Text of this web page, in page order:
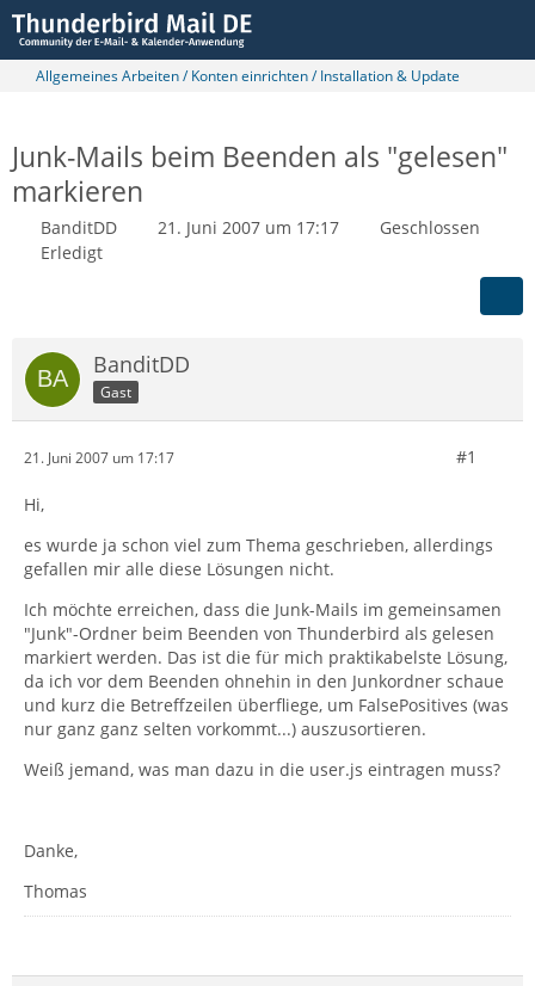
Allgemeines Arbeiten / Konten einrichten / Installation & Update
Junk-Mails beim Beenden als "gelesen"
markieren
BanditDD 21. Juni 2007 um 17:17
Geschlossen
Erledigt
BanditDD
Gast
21. Juni 2007 um 17:17 #1
Hi,
es wurde ja schon viel zum Thema geschrieben, allerdings
gefallen mir alle diese Lösungen nicht.
Ich möchte erreichen, dass die Junk-Mails im gemeinsamen
"Junk"-Ordner beim Beenden von Thunderbird als gelesen
markiert werden. Das ist die für mich praktikabelste Lösung,
da ich vor dem Beenden ohnehin in den Junkordner schaue
und kurz die Betreffzeilen überfliege, um FalsePositives (was
nur ganz ganz selten vorkommt...) auszusortieren.
Weiß jemand, was man dazu in die user.js eintragen muss?
Danke,
Thomas